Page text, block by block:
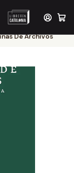
compras sobre
De Archivos